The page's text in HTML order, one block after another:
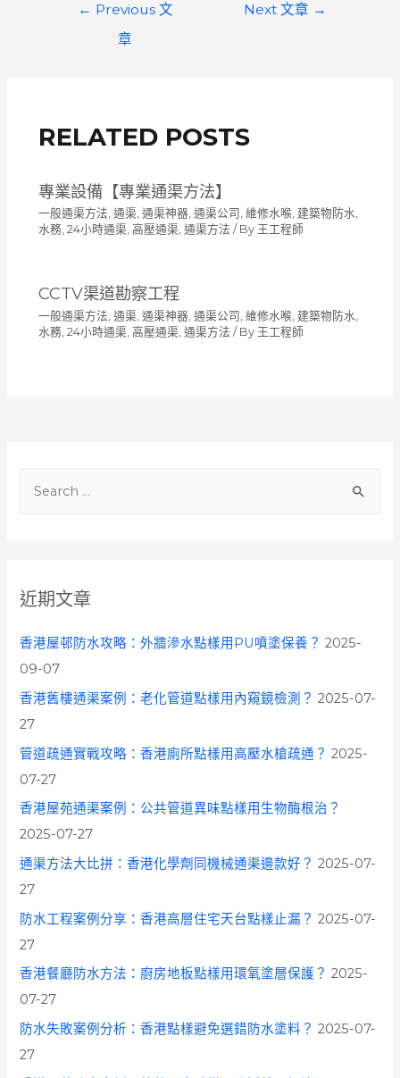
h
f
o
近期文章
香港屋邨防水攻略：外牆滲水點樣用PU噴塗保養？ 2025-
09-07
香港舊樓通渠案例：老化管道點樣用內窺鏡檢測？ 2025-07-
27
管道疏通實戰攻略：香港廁所點樣用高壓水槍疏通？ 2025-
07-27
香港屋苑通渠案例：公共管道異味點樣用生物酶根治？
2025-07-27
通渠方法大比拼：香港化學劑同機械通渠邊款好？ 2025-07-
27
防水工程案例分享：香港高層住宅天台點樣止漏？ 2025-07-
27
香港餐廳防水方法：廚房地板點樣用環氧塗層保護？ 2025-
07-27
防水失敗案例分析：香港點樣避免選錯防水塗料？ 2025-07-
27
← Previous 文
章
Next 文章 →
RELATED POSTS
專業設備【專業通渠方法】
一般通渠方法, 通渠, 通渠神器, 通渠公司, 維修水喉, 建築物防水,
水務, 24小時通渠, 高壓通渠, 通渠方法 / By 王工程師
CCTV渠道勘察工程
一般通渠方法 通渠, 通渠神器, 通渠公司, 維修水喉, 建築物防水,
水務, 24小時通渠, 高壓通渠 通渠方法 / By 王工程師